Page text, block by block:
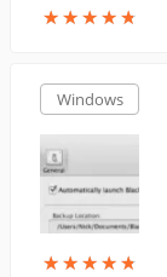
★★★★★
★★★★★
Windows
★★★★★
★★★★★